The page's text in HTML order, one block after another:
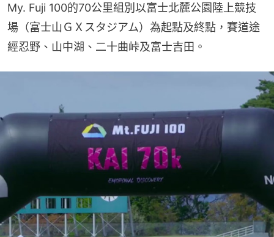
My. Fuji 100的70公里組別以富士北麓公園陸上競技
場（富士山ＧＸスタジアム）為起點及終點，賽道途
經忍野、山中湖、二十曲峠及富士吉田。